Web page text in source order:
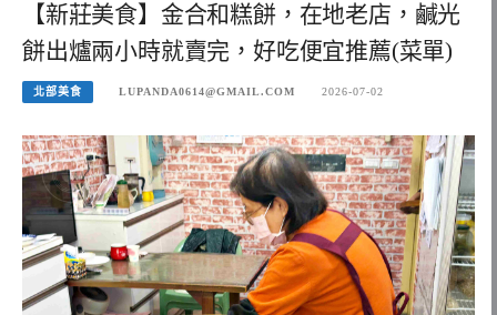
【新莊美食】金合和糕餅，在地老店，鹹光
餅出爐兩小時就賣完，好吃便宜推薦(菜單)
北部美食 LUPANDA0614@GMAIL.COM 2026-07-02